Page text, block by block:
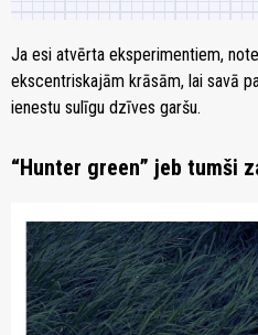
Ja esi atvērta eksperimentiem,
ekscentriskajām krāsām, lai savā
ienestu sulīgu dzīves garšu.
“Hunter green” jeb tumši